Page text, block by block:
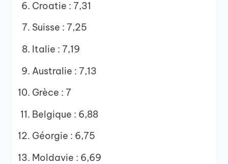
Croatie : 7,31
Suisse : 7,25
Italie : 7,19
Australie : 7,13
Grèce : 7
Belgique : 6,88
Géorgie : 6,75
Moldavie : 6,69